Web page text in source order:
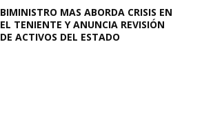
BIMINISTRO MAS ABORDA CRISIS EN
EL TENIENTE Y ANUNCIA REVISIÓN
DE ACTIVOS DEL ESTADO